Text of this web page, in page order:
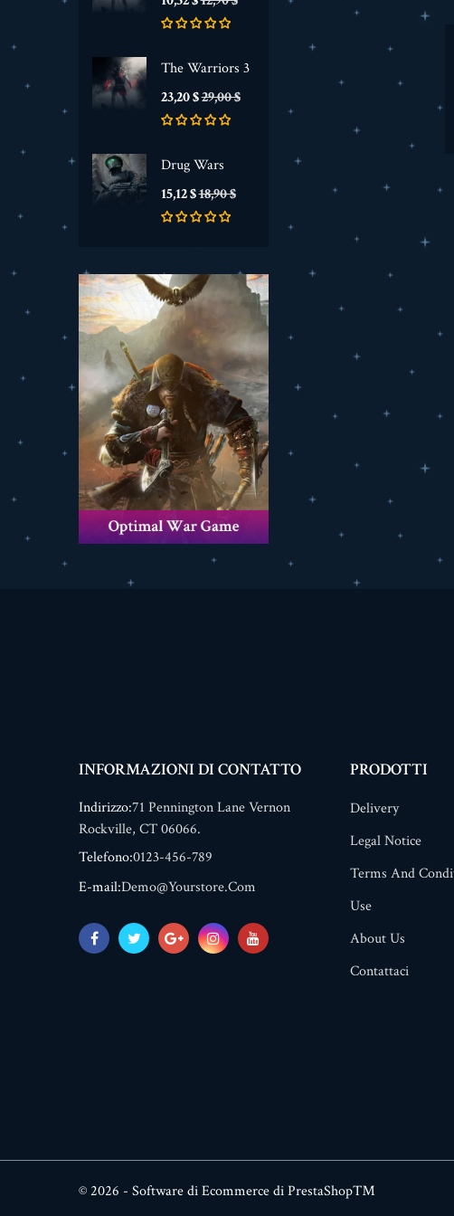
base
The Warriors 3
Prezzo
23,20 $Prezzo
base
29,00 $
Drug Wars
Prezzo
15,12 $Prezzo
base
18,90 $
INFORMAZIONI DI CONTATTO
Indirizzo:71 Pennington Lane Vernon
Rockville, CT 06066.
Telefono:0123-456-789
E-mail:Demo@yourstore.com
PRODOTTI
Delivery
Legal Notice
Terms And
Use
About Us
Contattaci
© 2026 - Software di Ecommerce di PrestaShop™